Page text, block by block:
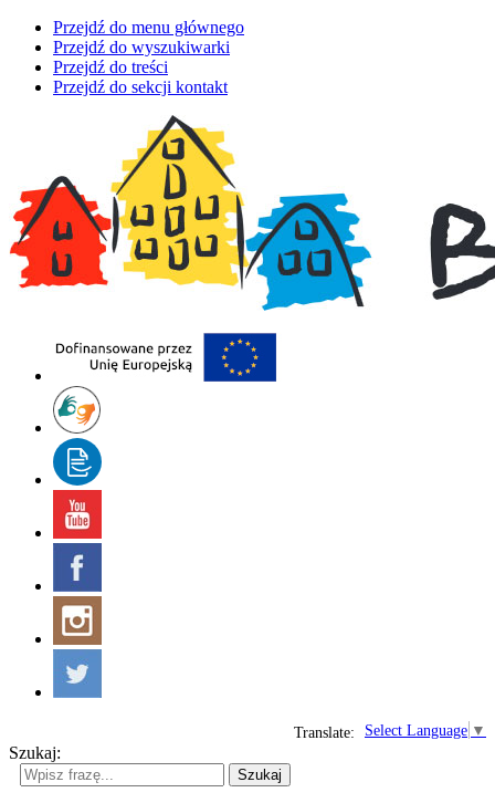
Przejdź do menu głównego
Przejdź do wyszukiwarki
Przejdź do treści
Przejdź do sekcji kontakt
Select Language ▼
Translate:
Szukaj:
Szukaj